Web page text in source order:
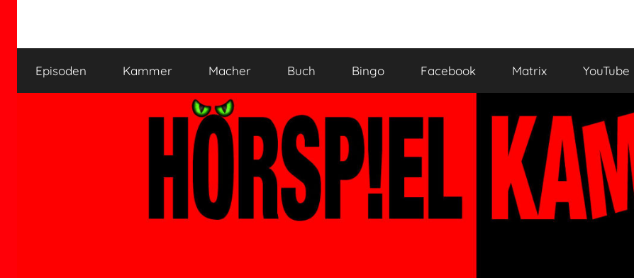
springen
HÖRSPIELKAMMER
verjährt
nicht!
Episoden Kammer Macher Buch Bingo Facebook Matrix YouTube